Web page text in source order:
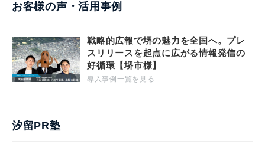
お客様の声・活用事例
戦略的広報で堺の魅力を全国へ。プレ
スリリースを起点に広がる情報発信の
好循環【堺市様】
導入事例一覧を見る
汐留PR塾